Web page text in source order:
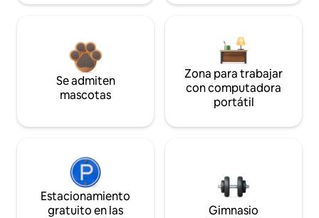
Se admiten
mascotas
Zona para trabajar
con computadora
portátil
Estacionamiento
gratuito en las
Gimnasio